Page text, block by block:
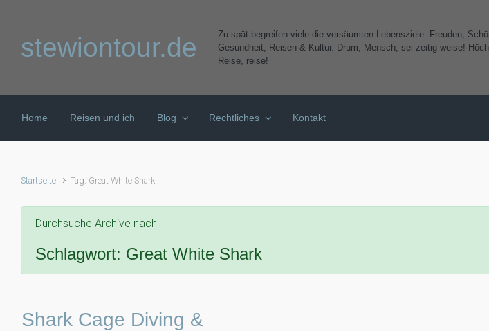
stewiontour.de
Zu spät begreifen viele die versäumten Lebensziele: Freuden,
Gesundheit, Reisen & Kultur. Drum, Mensch, sei zeitig weise!
Reise, reise!
Home Reisen und ich Blog Rechtliches Kontakt
Startseite Tag: Great White Shark
Durchsuche Archive nach
Schlagwort: Great White Shark
Shark Cage Diving &